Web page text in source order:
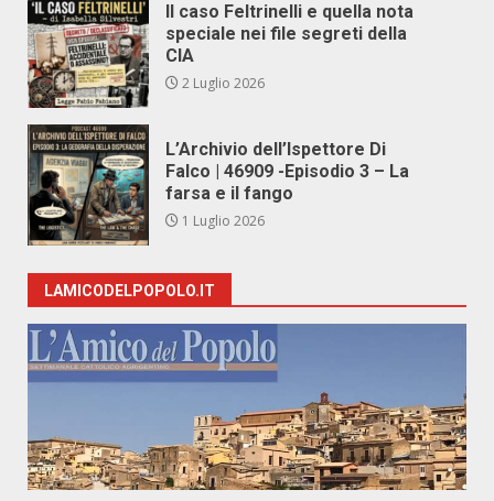
Il caso Feltrinelli e quella nota
speciale nei file segreti della
CIA
2 Luglio 2026
L’Archivio dell’Ispettore Di
Falco | 46909 -Episodio 3 – La
farsa e il fango
1 Luglio 2026
LAMICODELPOPOLO.IT